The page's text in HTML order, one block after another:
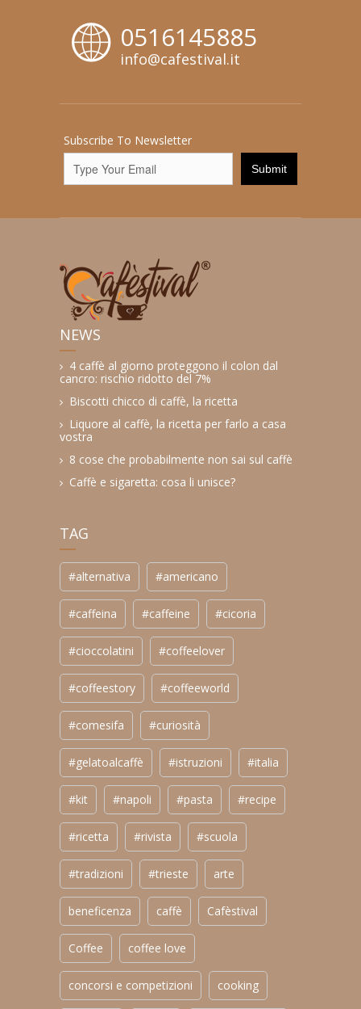
0516145885
info@cafestival.it
Subscribe To Newsletter
NEWS
4 caffè al giorno proteggono il colon dal
cancro: rischio ridotto del 7%
Biscotti chicco di caffè, la ricetta
Liquore al caffè, la ricetta per farlo a casa
vostra
8 cose che probabilmente non sai sul caffè
Caffè e sigaretta: cosa li unisce?
TAG
#alternativa #americano
#caffeina #caffeine #cicoria
#cioccolatini #coffeelover
#coffeestory #coffeeworld
#comesifa #curiosità
#gelatoalcaffè #istruzioni #italia
#kit #napoli #pasta #recipe
#ricetta #rivista #scuola
#tradizioni #trieste arte
beneficenza caffè Cafèstival
Coffee coffee love
concorsi e competizioni cooking